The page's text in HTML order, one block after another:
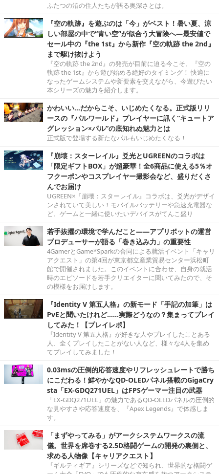
ふたつの沼の住人たちが語る奥深さとは。
『空の軌跡』を遊ぶのは「今」がベスト！暑い夏、涼
しい部屋の中で“青い空”が似合う大冒険へ―最安値で
セール中の『the 1st』から新作『空の軌跡 the 2nd』
まで駆け抜けよう
『空の軌跡 the 2nd』の発売が目前に迫る今こそ、『空の
軌跡 the 1st』から遊び始める絶好のタイミング！ 快適に
なったゲームシステムや新要素を交えながら、今遊びたい
本シリーズの魅力を紹介します。
かわいい…だからこそ、いじめたくなる。正式版リリ
ースの『パルワールド』プレイヤーに訊く“キュートア
グレッション×パル”の底知れぬ魅力とは
正式版で登場する新たなパルもいじめたくなる！
『崩壊：スターレイル』爻光とUGREENのコラボは
「限定ギフトBOX」が超豪華！全6商品に使える5％オ
フクーポンやコスプレイヤー撮影会など、盛りだくさ
んでお届け
UGREEN×『崩壊：スターレイル』コラボは、爻光がデザイ
ンされていて美しい！モバイルバッテリーや急速充電器な
ど、ゲームと一緒に使いたいデバイスがてんこ盛り
若手抜擢の環境で学んだこと――アプリボットの運営
プロデューサーが語る「巻き込み力」の重要性
4GamerとGame*Sparkの合同による就活イベント「キャリ
アクエスト」の第4回が東京都立産業貿易センター浜松町
館で開催されました。このイベントに合わせ、自身の就活
時のエピソードを若手クリエイターに聞いてみたので、そ
の模様をお届けします。
『Identity V 第五人格』の新モード「手記の加筆」は
PvEと聞いたけれど……実際どうなの？集まってプレイ
してみた！【プレイレポ】
『Identity V 第五人格』が好きな人やプレイしたことある
人、全くプレイしたことがない人など、様々な4人を集め
てプレイしてみました！
0.03msの圧倒的応答速度やリフレッシュレートで勝ち
にこだわる！鮮やかなQD-OLEDパネル搭載のGigaCry
sta「EX-GDQ271UEL」はFPSゲーマー注目の武器
「EX-GDQ271UEL」の魅力であるQD-OLEDパネルの圧倒的
な見やすさや応答速度を、『Apex Legends』で体感しま
す。
「まずやってみる」がアークシステムワークスの流
儀。世界を席巻する2.5D格闘ゲームの開発の裏側と、
求める人物像【キャリアクエスト】
『ギルティギア』シリーズなどで知られ、世界的な格闘ゲ